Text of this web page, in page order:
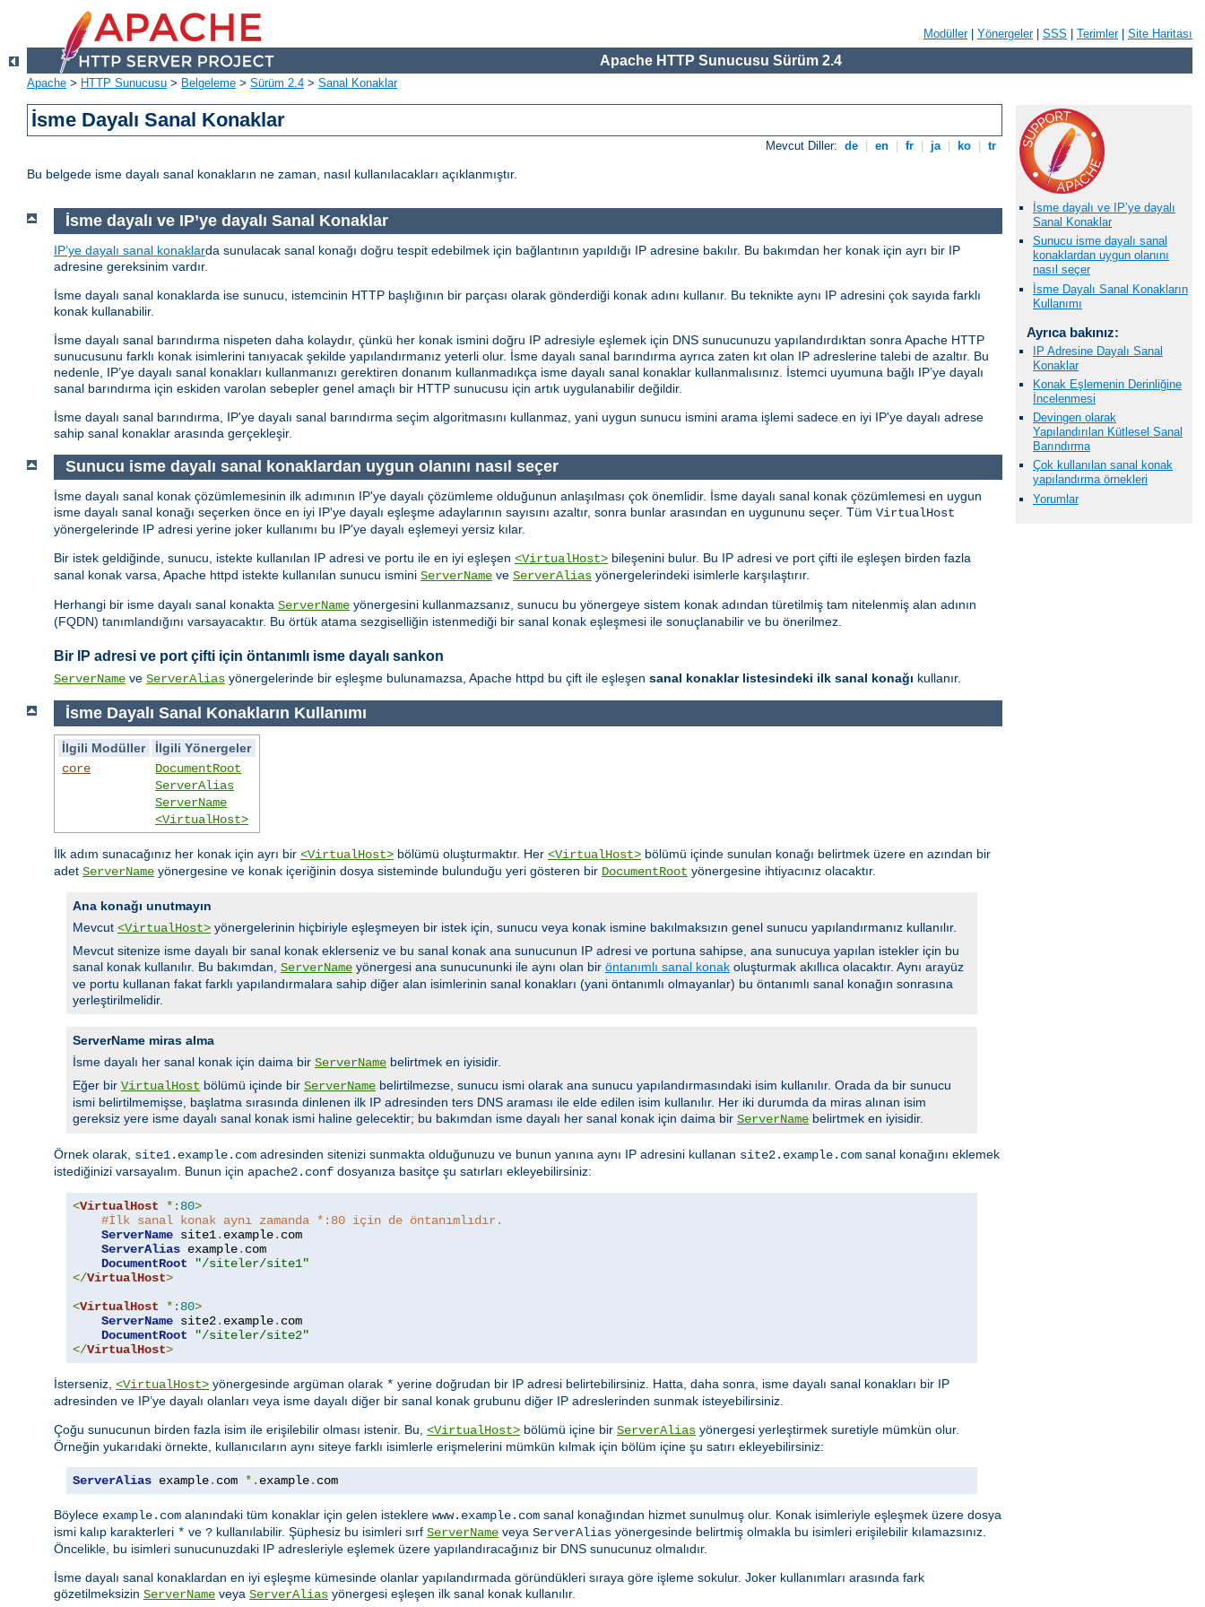
Modüller| Yönergeler| SSS Terimler| Site Haritası
Apache HTTP Sunucusu Sürüm 2.4
Apache > HTTP Sunucusu > Belgeleme > Sürüm 2.4 > Sanal Konaklar
İsme Dayalı Sanal Konaklar
Mevcut Diller: de en fr ja ko tr
Bu belgede isme dayalı sanal konakların ne zaman, nasıl kullanılacakları açıklanmıştır.
İsme dayalı ve IP’ye dayalı
Sanal Konaklar
Sunucu isme dayalı sanal
konaklardan uygun olanını
nasıl seçer
İsme Dayalı Sanal Konakların
Kullanımı
Ayrıca bakınız:
IP Adresine Dayalı Sanal
Konaklar
Konak Eşlemenin Derinliğine
İncelenmesi
Devingen olarak
Yapılandırılan Kütlesel Sanal
Barındırma
Çok kullanılan sanal konak
yapılandırma örnekleri
Yorumlar
İsme dayalı ve IP’ye dayalı Sanal Konaklar
IP’ye dayalı sanal konaklarda sunulacak sanal konağı doğru tespit edebilmek için bağlantının yapıldığı IP adresine bakılır. Bu bakımdan her konak için ayrı bir IP
adresine gereksinim vardır.
İsme dayalı sanal konaklarda ise sunucu, istemcinin HTTP başlığının bir parçası olarak gönderdiği konak adını kullanır. Bu teknikte aynı IP adresini çok sayıda farklı
konak kullanabilir.
İsme dayalı sanal barındırma nispeten daha kolaydır, çünkü her konak ismini doğru IP adresiyle eşlemek için DNS sunucunuzu yapılandırdıktan sonra Apache HTTP
sunucusunu farklı konak isimlerini tanıyacak şekilde yapılandırmanız yeterli olur. İsme dayalı sanal barındırma ayrıca zaten kıt olan IP adreslerine talebi de azaltır. Bu
nedenle, IP’ye dayalı sanal konakları kullanmanızı gerektiren donanım kullanmadıkça isme dayalı sanal konaklar kullanmalısınız. İstemci uyumuna bağlı IP’ye dayalı
sanal barındırma için eskiden varolan sebepler genel amaçlı bir HTTP sunucusu için artık uygulanabilir değildir.
İsme dayalı sanal barındırma, IP'ye dayalı sanal barındırma seçim algoritmasını kullanmaz, yani uygun sunucu ismini arama işlemi sadece en iyi IP'ye dayalı adrese
sahip sanal konaklar arasında gerçekleşir.
Sunucu isme dayalı sanal konaklardan uygun olanını nasıl seçer
İsme dayalı sanal konak çözümlemesinin ilk adımının IP'ye dayalı çözümleme olduğunun anlaşılması çok önemlidir. İsme dayalı sanal konak çözümlemesi en uygun
isme dayalı sanal konağı seçerken önce en iyi IP'ye dayalı eşleşme adaylarının sayısını azaltır, sonra bunlar arasından en uygununu seçer. Tüm VirtualHost
yönergelerinde IP adresi yerine joker kullanımı bu IP'ye dayalı eşlemeyi yersiz kılar.
Bir istek geldiğinde, sunucu, istekte kullanılan IP adresi ve portu ile en iyi eşleşen <VirtualHost> bileşenini bulur. Bu IP adresi ve port çifti ile eşleşen birden fazla
sanal konak varsa, Apache httpd istekte kullanılan sunucu ismini ServerName ve ServerAlias yönergelerindeki isimlerle karşılaştırır.
Herhangi bir isme dayalı sanal konakta ServerName yönergesini kullanmazsanız, sunucu bu yönergeye sistem konak adından türetilmiş tam nitelenmiş alan adının
(FQDN) tanımlandığını varsayacaktır. Bu örtük atama sezgiselliğin istenmediği bir sanal konak eşleşmesi ile sonuçlanabilir ve bu önerilmez.
Bir IP adresi ve port çifti için öntanımlı isme dayalı sankon
ServerName ve ServerAlias yönergelerinde bir eşleşme bulunamazsa, Apache httpd bu çift ile eşleşen sanal konaklar listesindeki ilk sanal konağı kullanır.
İsme Dayalı Sanal Konakların Kullanımı
İlgili Modüller
İlgili Yönergeler
core
DocumentRoot
ServerAlias
ServerName
<VirtualHost>
İlk adım sunacağınız her konak için ayrı bir <VirtualHost> bölümü oluşturmaktır. Her <VirtualHost> bölümü içinde sunulan konağı belirtmek üzere en azından bir
adet ServerName yönergesine ve konak içeriğinin dosya sisteminde bulunduğu yeri gösteren bir DocumentRoot yönergesine ihtiyacınız olacaktır.
Ana konağı unutmayın
Mevcut <VirtualHost> yönergelerinin hiçbiriyle eşleşmeyen bir istek için, sunucu veya konak ismine bakılmaksızın genel sunucu yapılandırmanız kullanılır.
Mevcut sitenize isme dayalı bir sanal konak eklerseniz ve bu sanal konak ana sunucunun IP adresi ve portuna sahipse, ana sunucuya yapılan istekler için bu
sanal konak kullanılır. Bu bakımdan, ServerName yönergesi ana sunucununki ile aynı olan bir öntanımlı sanal konak oluşturmak akıllıca olacaktır. Aynı arayüz
ve portu kullanan fakat farklı yapılandırmalara sahip diğer alan isimlerinin sanal konakları (yani öntanımlı olmayanlar) bu öntanımlı sanal konağın sonrasına
yerleştirilmelidir.
ServerName miras alma
İsme dayalı her sanal konak için daima bir ServerName belirtmek en iyisidir.
Eğer bir VirtualHost bölümü içinde bir ServerName belirtilmezse, sunucu ismi olarak ana sunucu yapılandırmasındaki isim kullanılır. Orada da bir sunucu
ismi belirtilmemişse, başlatma sırasında dinlenen ilk IP adresinden ters DNS araması ile elde edilen isim kullanılır. Her iki durumda da miras alınan isim
gereksiz yere isme dayalı sanal konak ismi haline gelecektir; bu bakımdan isme dayalı her sanal konak için daima bir ServerName belirtmek en iyisidir.
Örnek olarak, site1.example.com adresinden sitenizi sunmakta olduğunuzu ve bunun yanına aynı IP adresini kullanan site2.example.com sanal konağını eklemek
istediğinizi varsayalım. Bunun için apache2.conf dosyanıza basitçe şu satırları ekleyebilirsiniz:
<VirtualHost *: 80>
#İlk sanal konak aynı zamanda *:80 için de öntanımlıdır.
ServerName site1. example. com
ServerAlias example. com
DocumentRoot
"/siteler/site1"
</VirtualHost>
<VirtualHost *: 80>
ServerName site2. example. com
DocumentRoot
"/siteler/site2"
</VirtualHost>
İsterseniz, <VirtualHost> yönergesinde argüman olarak * yerine doğrudan bir IP adresi belirtebilirsiniz. Hatta, daha sonra, isme dayalı sanal konakları bir IP
adresinden ve IP’ye dayalı olanları veya isme dayalı diğer bir sanal konak grubunu diğer IP adreslerinden sunmak isteyebilirsiniz.
Çoğu sunucunun birden fazla isim ile erişilebilir olması istenir. Bu, <VirtualHost> bölümü içine bir ServerAlias yönergesi yerleştirmek suretiyle mümkün olur.
Örneğin yukarıdaki örnekte, kullanıcıların aynı siteye farklı isimlerle erişmelerini mümkün kılmak için bölüm içine şu satırı ekleyebilirsiniz:
ServerAlias example. com *. example. com
Böylece example.com alanındaki tüm konaklar için gelen isteklere www.example.com sanal konağından hizmet sunulmuş olur. Konak isimleriyle eşleşmek üzere dosya
ismi kalıp karakterleri * ve ? kullanılabilir. Şüphesiz bu isimleri sırf ServerName veya ServerAlias yönergesinde belirtmiş olmakla bu isimleri erişilebilir kılamazsınız.
Öncelikle, bu isimleri sunucunuzdaki IP adresleriyle eşlemek üzere yapılandıracağınız bir DNS sunucunuz olmalıdır.
İsme dayalı sanal konaklardan en iyi eşleşme kümesinde olanlar yapılandırmada göründükleri sıraya göre işleme sokulur. Joker kullanımları arasında fark
gözetilmeksizin ServerName veya ServerAlias yönergesi eşleşen ilk sanal konak kullanılır.